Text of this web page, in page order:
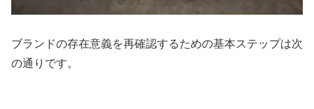
ブランドの存在意義を再確認するための基本ステップは次
の通りです。